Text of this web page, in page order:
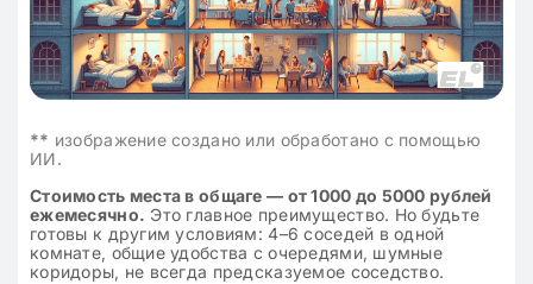
** изображение создано или обработано с помощью
ИИ.
Стоимость места в общаге — от 1000 до 5000 рублей
ежемесячно. Это главное преимущество. Но будьте
готовы к другим условиям: 4–6 соседей в одной
комнате, общие удобства с очередями, шумные
коридоры, не всегда предсказуемое соседство.